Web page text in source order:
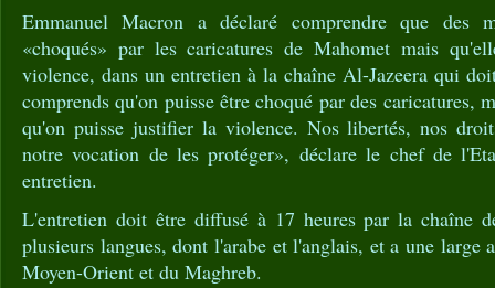
Emmanuel Macron a déclaré comprendre que des
«choqués» par les caricatures de Mahomet mais
violence, dans un entretien à la chaîne Al-Jazeera qui
comprends qu'on puisse être choqué par des caricatures,
qu'on puisse justifier la violence. Nos libertés, nos
notre vocation de les protéger», déclare le chef de
entretien.
L'entretien doit être diffusé à 17 heures par la chaîne
plusieurs langues, dont l'arabe et l'anglais, et a une large
Moyen-Orient et du Maghreb.